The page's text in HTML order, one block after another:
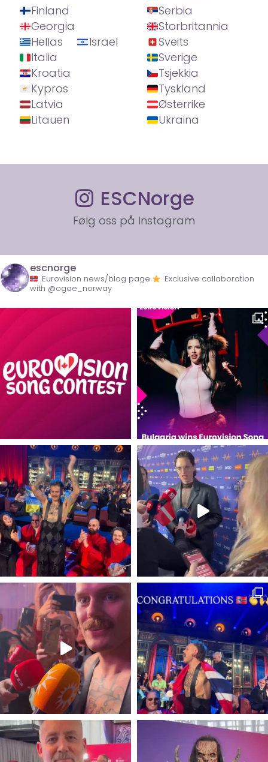
Finland
Georgia
Hellas
Israel
Italia
Kroatia
Kypros
Latvia
Litauen
Serbia
Storbritannia
Sveits
Sverige
Tsjekkia
Tyskland
Østerrike
Ukraina
ESCNorge
Følg oss på Instagram
escnorge
Eurovision news/blog page
Exclusive collaboration
with @ogae_norway